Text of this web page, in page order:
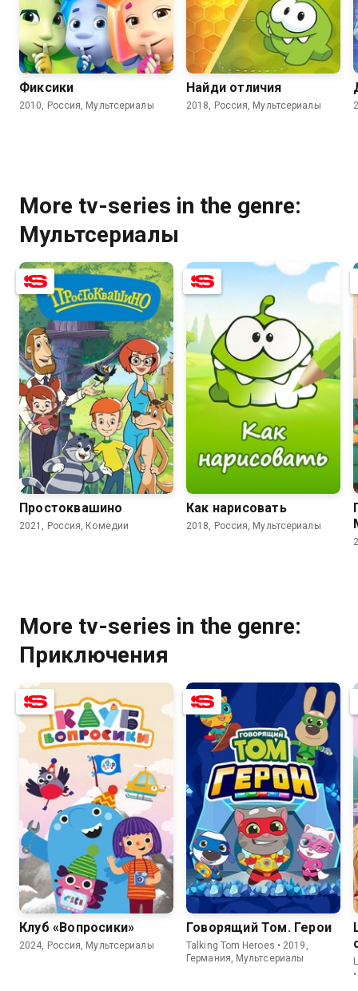
8.0 6.2
Фиксики
2010, Россия, Мультсериалы
7.7
Найди отличия
2018, Россия, Мультсериалы
More tv-series in the genre:
Мультсериалы
7.8 5.7
Простоквашино
2021, Россия, Комедии
8.1
Как нарисовать
2018, Россия, Мультсериалы
More tv-series in the genre:
Приключения
8.8
Клуб «Вопросики»
2024, Россия, Мультсериалы
8.6 6.3
Говорящий Том. Герои
Talking Tom Heroes • 2019,
Германия, Мультсериалы